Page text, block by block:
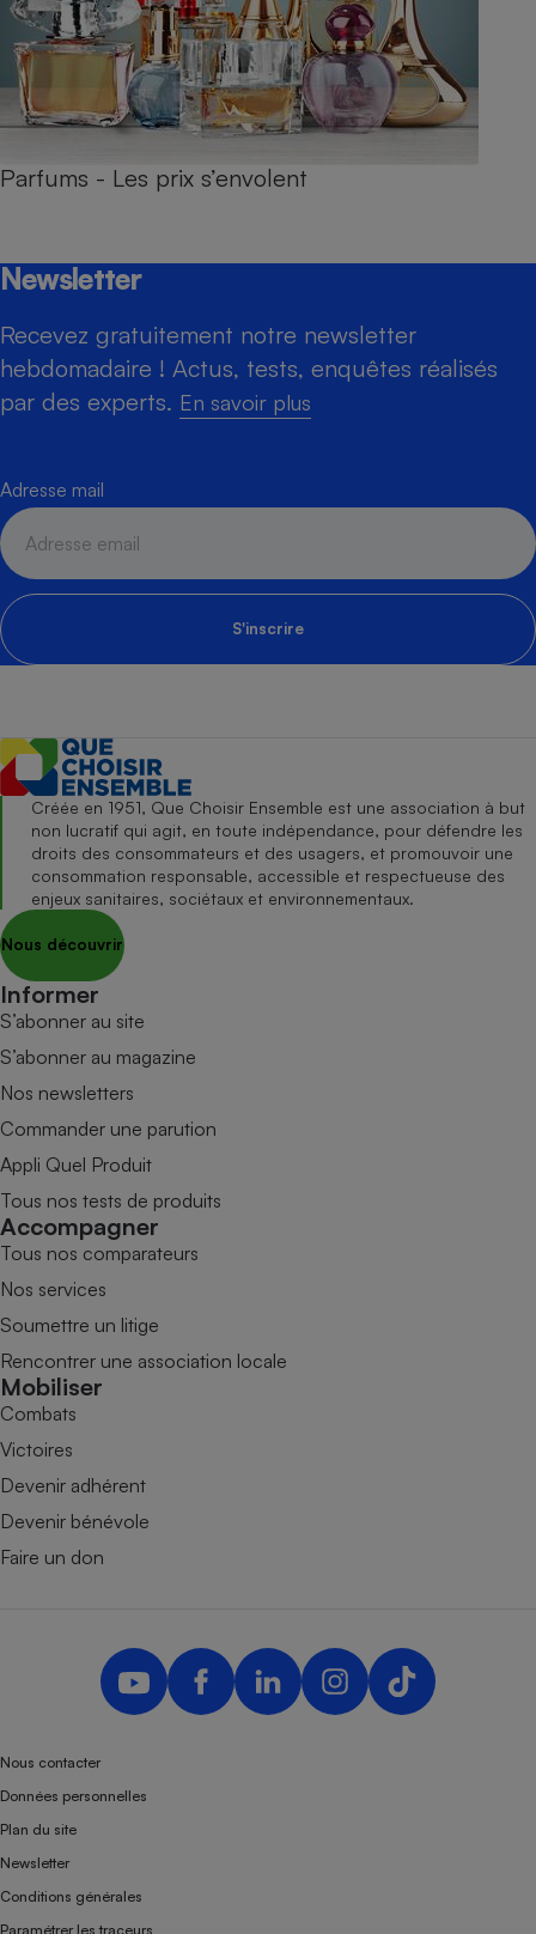
Parfums - Les prix s’envolent
Newsletter
Recevez gratuitement notre newsletter
hebdomadaire ! Actus, tests, enquêtes réalisés
par des experts. En savoir plus
Adresse mail
S'inscrire
Créée en 1951, Que Choisir Ensemble est une association à but
non lucratif qui agit, en toute indépendance, pour défendre les
droits des consommateurs et des usagers, et promouvoir une
consommation responsable, accessible et respectueuse des
enjeux sanitaires, sociétaux et environnementaux.
Nous découvrir
Informer
S’abonner au site
S’abonner au magazine
Nos newsletters
Commander une parution
Appli Quel Produit
Tous nos tests de produits
Accompagner
Tous nos comparateurs
Nos services
Soumettre un litige
Rencontrer une association locale
Mobiliser
Combats
Victoires
Devenir adhérent
Devenir bénévole
Faire un don
Nous contacter
Données personnelles
Plan du site
Newsletter
Conditions générales
Paramétrer les traceurs